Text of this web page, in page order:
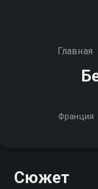
Главная
Франция
Сюжет